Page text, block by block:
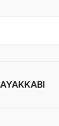
AYAKKABI